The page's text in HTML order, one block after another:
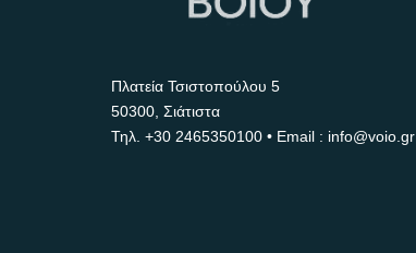
Πλατεία Τσιστοπούλου 5
50300, Σιάτιστα
Τηλ. +30 2465350100 • Email : info@voio.gr